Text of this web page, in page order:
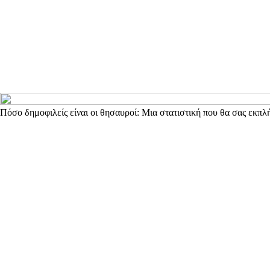
Πόσο δημοφιλείς είναι οι θησαυροί: Μια στατιστική που θα σας